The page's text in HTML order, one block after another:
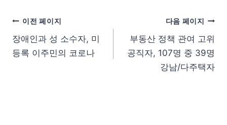
이전 페이지
장애인과 성 소수자, 미
등록 이주민의 코로나
다음 페이지
부동산 정책 관여 고위
공직자, 107명 중 39명
강남/다주택자